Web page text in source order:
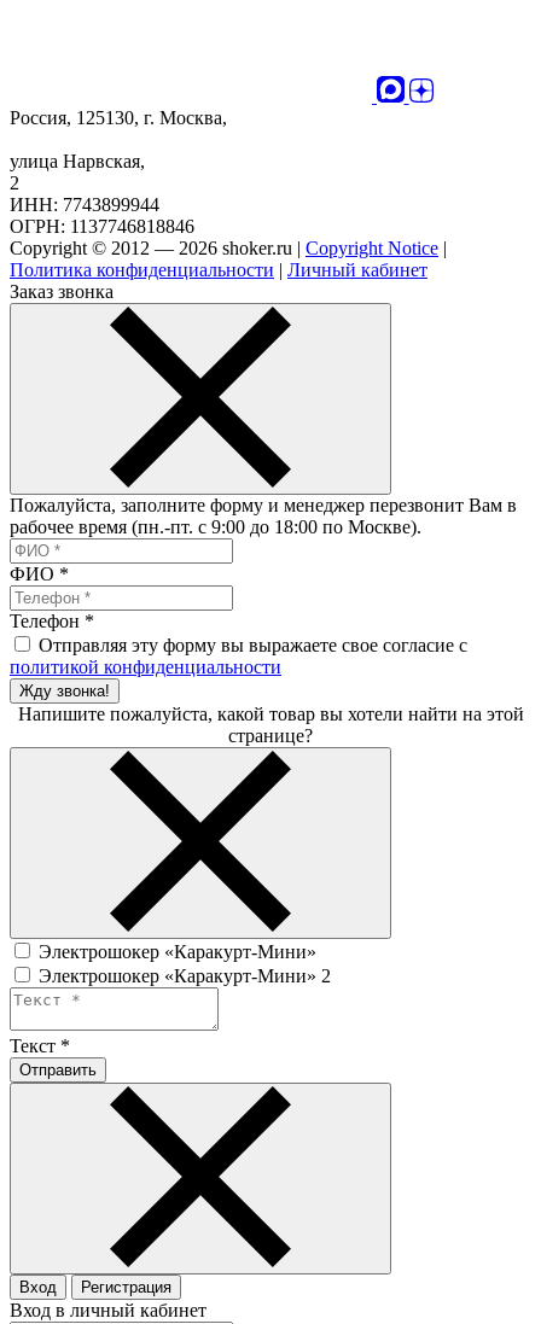
Россия, 125130, г. Москва,
улица Нарвская,
2
ИНН: 7743899944
ОГРН: 1137746818846
Copyright © 2012 — 2026 shoker.ru | Copyright Notice |
Политика конфиденциальности | Личный кабинет
Заказ звонка
Пожалуйста, заполните форму и менеджер перезвонит Вам в
рабочее время (пн.-пт. с 9:00 до 18:00 по Москве).
ФИО *
Телефон *
Отправляя эту форму вы выражаете свое согласие с
политикой конфиденциальности
Жду звонка!
Напишите пожалуйста, какой товар вы хотели найти на этой
странице?
Электрошокер «Каракурт-Мини»
Электрошокер «Каракурт-Мини» 2
Текст *
Отправить
Вход Регистрация
Вход в личный кабинет